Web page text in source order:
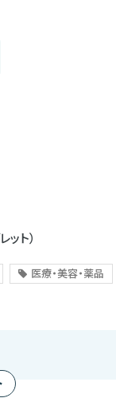
ット）
医療・美容・薬品